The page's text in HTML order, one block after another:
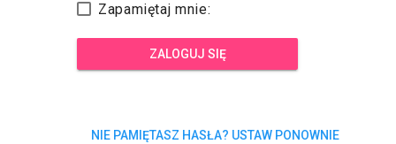
Zapamiętaj mnie:
ZALOGUJ SIĘ
NIE PAMIĘTASZ HASŁA? USTAW PONOWNIE